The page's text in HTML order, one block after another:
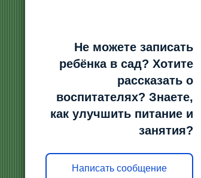
Не можете записать
ребёнка в сад? Хотите
рассказать о
воспитателях? Знаете,
как улучшить питание и
занятия?
Написать сообщение